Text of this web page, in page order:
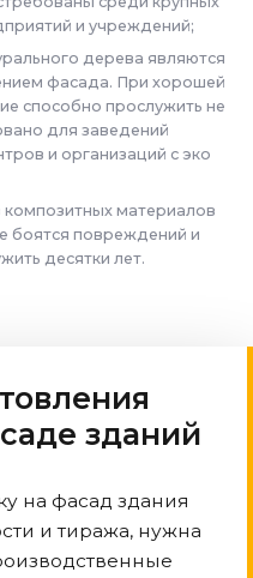
и учреждений;
дерева являются
фасада. При хорошей
способно прослужить не
для заведений
и организаций с эко
композитных материалов
боятся повреждений и
десятки лет.
зданий
на фасад здания
и тиража, нужна